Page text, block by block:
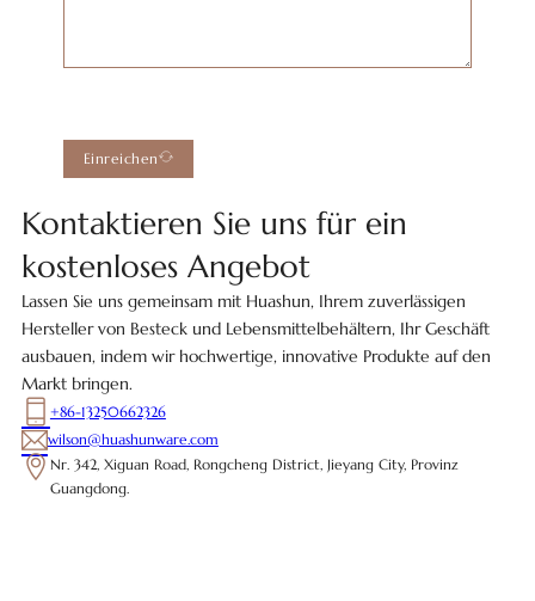
Kontaktieren Sie uns für ein
kostenloses Angebot
Lassen Sie uns gemeinsam mit Huashun, Ihrem zuverlässigen
Hersteller von Besteck und Lebensmittelbehältern, Ihr Geschäft
ausbauen, indem wir hochwertige, innovative Produkte auf den
Markt bringen.
+86-13250662326
wilson@huashunware.com
Nr. 342, Xiguan Road, Rongcheng District, Jieyang City, Provinz
Guangdong.
Einreichen